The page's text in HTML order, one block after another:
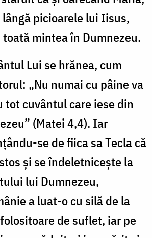
lângă picioarele lui Iisus,
mintea în Dumnezeu.
Lui se hrănea, cum
„Nu numai cu pâine va
tot cuvântul care iese din
(Matei 4,4). Iar
se de fiica sa Tecla că
și se îndeletnicește la
lui Dumnezeu,
a luat-o cu silă de la
de suflet, iar pe